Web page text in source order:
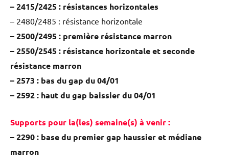
– 2415/2425 : résistances horizontales
– 2480/2485 : résistance horizontale
– 2500/2495 : première résistance marron
– 2550/2545 : résistance horizontale et seconde
résistance marron
– 2573 : bas du gap du 04/01
– 2592 : haut du gap baissier du 04/01
Supports pour la(les) semaine(s) à venir :
– 2290 : base du premier gap haussier et médiane
marron